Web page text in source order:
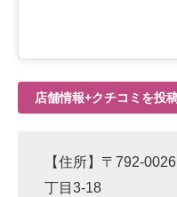
店舗情報+クチコミを投
【住所】〒792-
丁目3-18